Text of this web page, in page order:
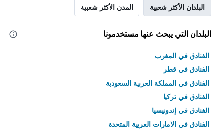
البلدان الأكثر شعبية المدن الأكثر شعبية
البلدان التي يبحث عنها مستخدمونا
الفنادق في المغرب
الفنادق في قطر
الفنادق في المملكة العربية السعودية
الفنادق في تركيا
الفنادق في إندونيسيا
الفنادق في الامارات العربية المتحدة